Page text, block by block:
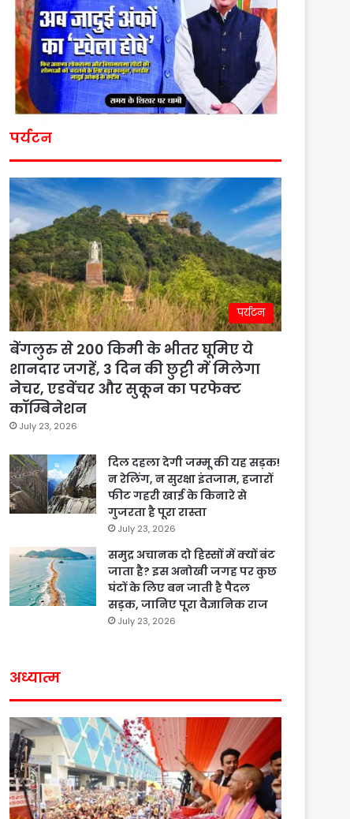
पर्यटन
पर्यटन
बेंगलुरु से 200 किमी के भीतर घूमिए ये
शानदार जगहें, 3 दिन की छुट्टी में मिलेगा
नेचर, एडवेंचर और सुकून का परफेक्ट
कॉम्बिनेशन
July 23, 2026
दिल दहला देगी जम्मू की यह सड़क!
न रेलिंग, न सुरक्षा इंतजाम, हजारों
फीट गहरी खाई के किनारे से
गुजरता है पूरा रास्ता
July 23, 2026
समुद्र अचानक दो हिस्सों में क्यों बंट
जाता है? इस अनोखी जगह पर कुछ
घंटों के लिए बन जाती है पैदल
सड़क, जानिए पूरा वैज्ञानिक राज
July 23, 2026
अध्यात्म